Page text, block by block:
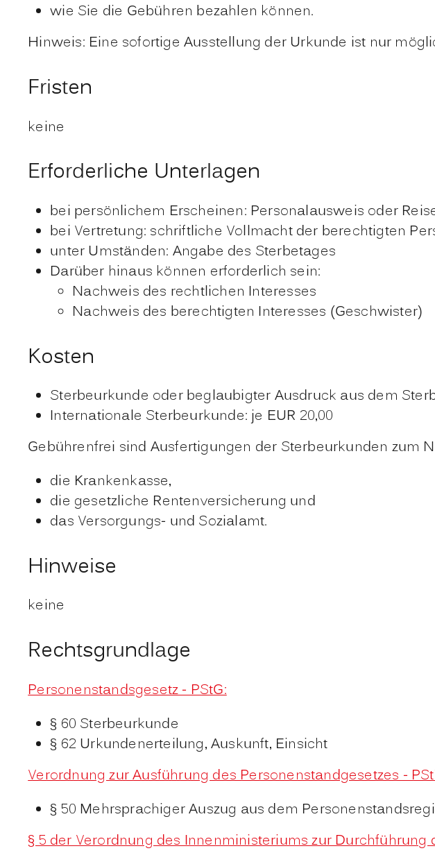
wie Sie die Gebühren bezahlen können.
Hinweis: Eine sofortige Ausstellung der Urkunde ist nur
Fristen
keine
Erforderliche Unterlagen
bei persönlichem Erscheinen: Personalausweis oder
bei Vertretung: schriftliche Vollmacht der berechtigten
unter Umständen: Angabe des Sterbetages
Darüber hinaus können erforderlich sein:
Nachweis des rechtlichen Interesses
Nachweis des berechtigten Interesses (Geschwister)
Kosten
Sterbeurkunde oder beglaubigter Ausdruck aus dem
Internationale Sterbeurkunde: je EUR 20,00
Gebührenfrei sind Ausfertigungen der Sterbeurkunden zum
die Krankenkasse,
die gesetzliche Rentenversicherung und
das Versorgungs- und Sozialamt.
Hinweise
keine
Rechtsgrundlage
Personenstandsgesetz - PStG:
§ 60 Sterbeurkunde
§ 62 Urkundenerteilung, Auskunft, Einsicht
Verordnung zur Ausführung des Personenstandgesetzes -
§ 50 Mehrsprachiger Auszug aus dem
§ 5 der Verordnung des Innenministeriums zur